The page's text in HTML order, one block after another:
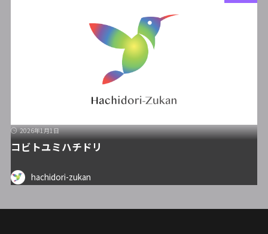
2026年1月1日
コビトユミハチドリ
hachidori-zukan